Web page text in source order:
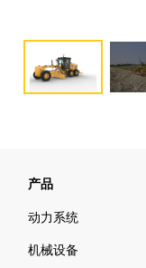
产品
动力系统
机械设备